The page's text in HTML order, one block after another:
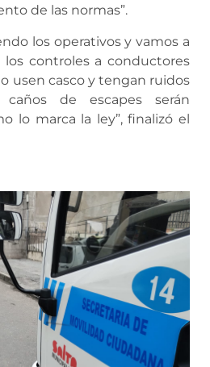
de las normas”.
los operativos y vamos a
los controles a conductores
usen casco y tengan ruidos
de escapes serán
lo marca la ley”, finalizó el